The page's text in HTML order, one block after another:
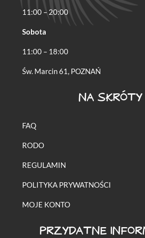
11:00 – 20:00
Sobota
11:00 – 18:00
Św. Marcin 61, POZNAŃ
NA SKRÓTY
FAQ
RODO
REGULAMIN
POLITYKA PRYWATNOŚCI
MOJE KONTO
PRZYDATNE